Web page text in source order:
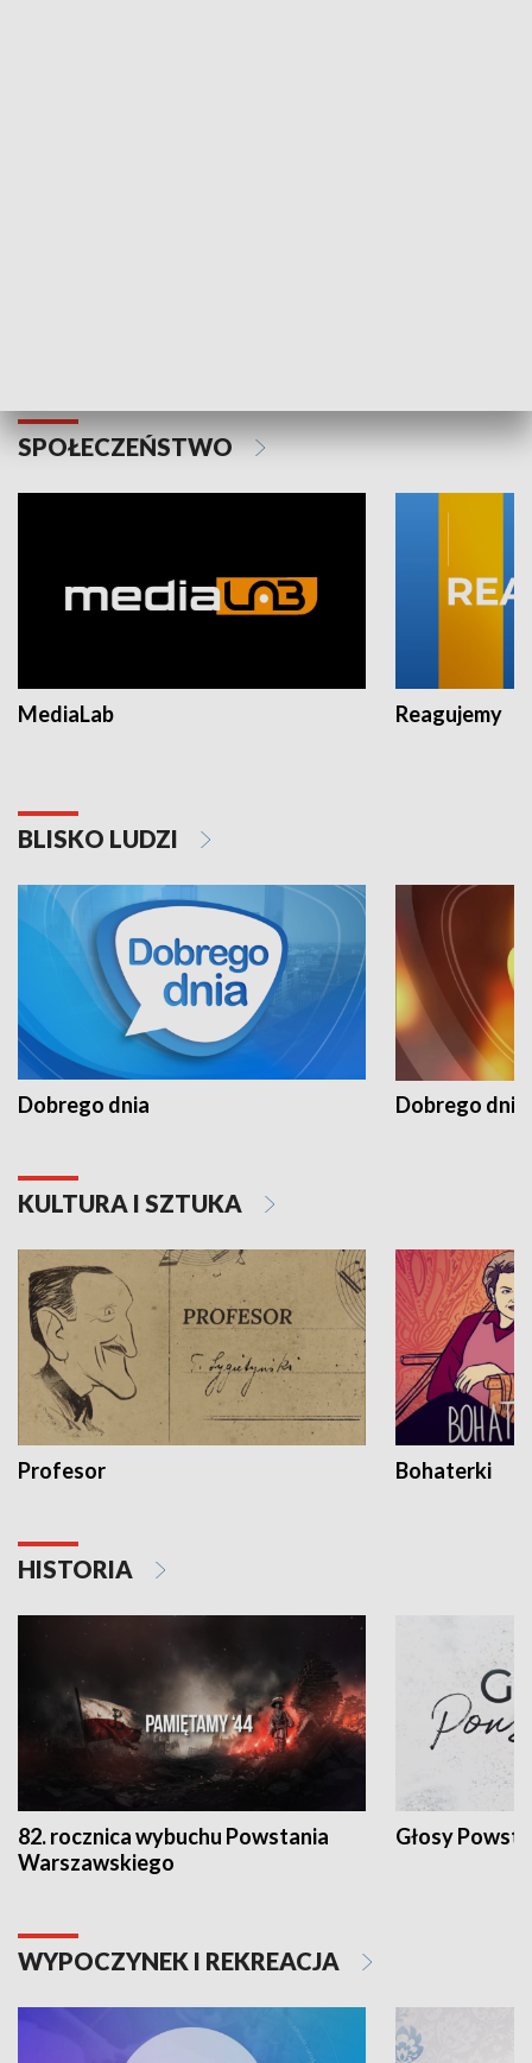
SPOŁECZEŃSTWO
MediaLab Reagujemy
BLISKO LUDZI
Dobrego dnia Dobrego dnia
KULTURA I SZTUKA
Profesor Bohaterki
HISTORIA
82. rocznica wybuchu Powstania
Warszawskiego
Głosy
WYPOCZYNEK I REKREACJA